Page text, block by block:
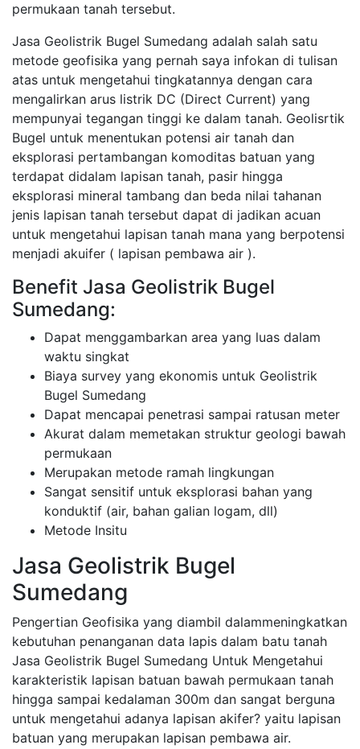
permukaan tanah tersebut.
Jasa Geolistrik Bugel Sumedang adalah salah satu
metode geofisika yang pernah saya infokan di tulisan
atas untuk mengetahui tingkatannya dengan cara
mengalirkan arus listrik DC (Direct Current) yang
mempunyai tegangan tinggi ke dalam tanah. Geolisrtik
Bugel untuk menentukan potensi air tanah dan
eksplorasi pertambangan komoditas batuan yang
terdapat didalam lapisan tanah, pasir hingga
eksplorasi mineral tambang dan beda nilai tahanan
jenis lapisan tanah tersebut dapat di jadikan acuan
untuk mengetahui lapisan tanah mana yang berpotensi
menjadi akuifer ( lapisan pembawa air ).
Benefit Jasa Geolistrik Bugel
Sumedang:
Dapat menggambarkan area yang luas dalam
waktu singkat
Biaya survey yang ekonomis untuk Geolistrik
Bugel Sumedang
Dapat mencapai penetrasi sampai ratusan meter
Akurat dalam memetakan struktur geologi bawah
permukaan
Merupakan metode ramah lingkungan
Sangat sensitif untuk eksplorasi bahan yang
konduktif (air, bahan galian logam, dll)
Metode Insitu
Jasa Geolistrik Bugel
Sumedang
Pengertian Geofisika yang diambil dalammeningkatkan
kebutuhan penanganan data lapis dalam batu tanah
Jasa Geolistrik Bugel Sumedang Untuk Mengetahui
karakteristik lapisan batuan bawah permukaan tanah
hingga sampai kedalaman 300m dan sangat berguna
untuk mengetahui adanya lapisan akifer? yaitu lapisan
batuan yang merupakan lapisan pembawa air.